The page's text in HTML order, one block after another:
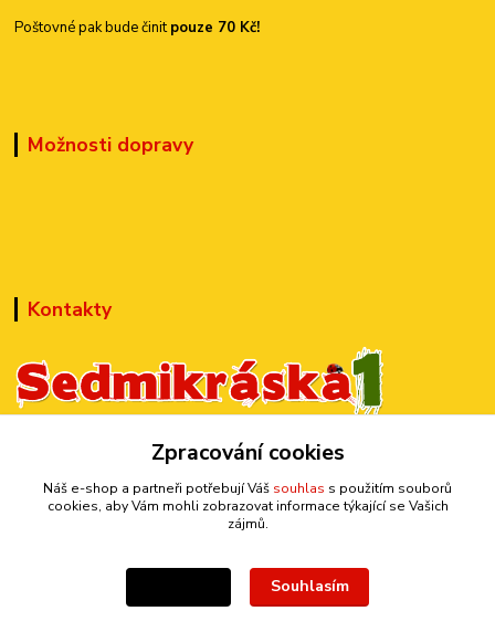
Poštovné pak bude činitpouze 70 Kč!
Možnosti dopravy
Kontakty
+420 777 899 301
sedmi@kraska1.cz
Zpracování cookies
Náš e-shop a partneři potřebují Váš souhlas s použitím souborů
cookies, aby Vám mohli zobrazovat informace týkající se Vašich
zájmů.
Souhlasím